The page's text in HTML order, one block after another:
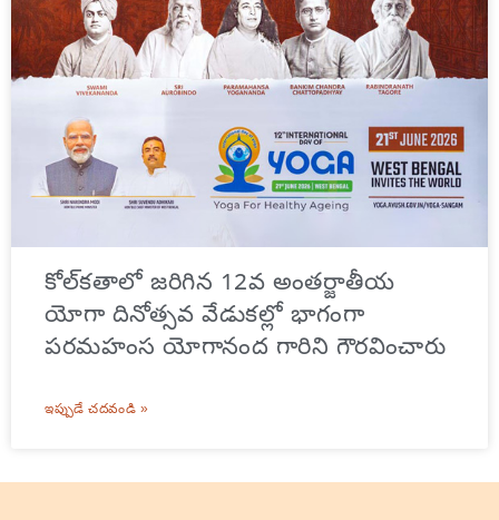
కోల్‌కతాలో జరిగిన 12వ అంతర్జాతీయ
యోగా దినోత్సవ వేడుకల్లో భాగంగా
పరమహంస యోగానంద గారిని గౌరవించారు
ఇప్పుడే చదవండి »